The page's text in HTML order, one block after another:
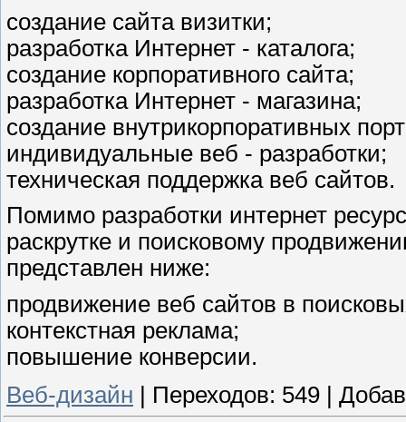
создание сайта визитки;
разработка Интернет - каталога;
создание корпоративного сайта;
разработка Интернет - магазина;
создание внутрикорпоративных
индивидуальные веб - разработки;
техническая поддержка веб сайтов.
Помимо разработки интернет
раскрутке и поисковому
представлен ниже:
продвижение веб сайтов в
контекстная реклама;
повышение конверсии.
Веб-дизайн | Переходов: 549 |